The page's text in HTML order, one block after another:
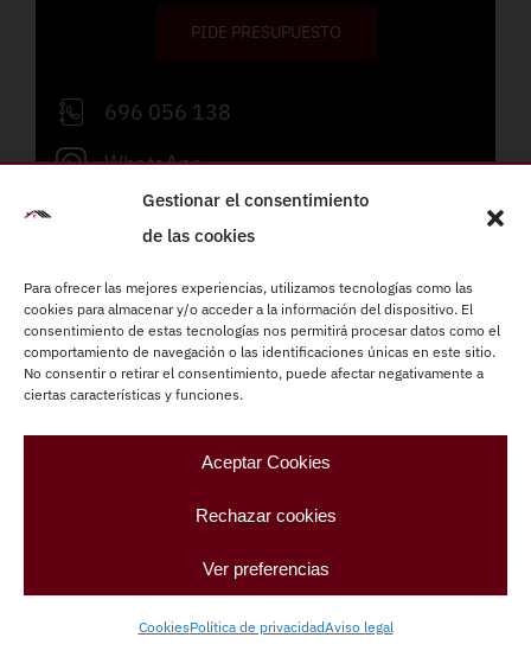
Gestionar el consentimiento
de las cookies
Para ofrecer las mejores experiencias, utilizamos tecnologías como las
cookies para almacenar y/o acceder a la información del dispositivo. El
consentimiento de estas tecnologías nos permitirá procesar datos como el
comportamiento de navegación o las identificaciones únicas en este sitio.
No consentir o retirar el consentimiento, puede afectar negativamente a
ciertas características y funciones.
Aceptar Cookies
Rechazar cookies
Ver preferencias
CookiesPolítica de privacidadAviso legal
PIDE PRESUPUESTO
696 056 138
WhatsApp
info@refornova.com
Reformas integrales
Instalaciones eléctricas
Carpintería
Refornova –Refornova – Paletas Barcelona|Aviso
Política de privacidad Cookies
Diseño web:
qualitystudio